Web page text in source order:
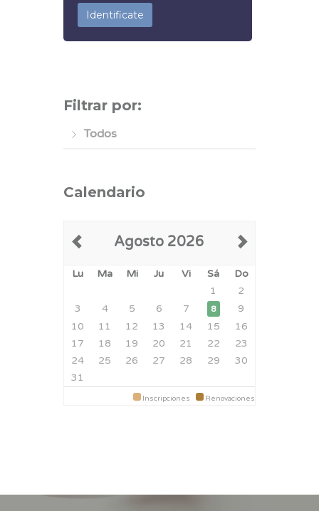
Identificate
Filtrar por:
Todos
Calendario
Agosto 2026
Lu Ma Mi Ju Vi Sá
Do
1
2
3
4 5 6 7 8
9
10
11 12 13 14 15
16
17
18 19 20 21 22
23
24
25 26 27 28 29
30
31
Inscripciones Renovaciones